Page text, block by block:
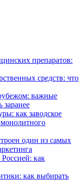
препаратов:
средств: что
важные
заранее
как заводское
один из самых
как
как выбирать